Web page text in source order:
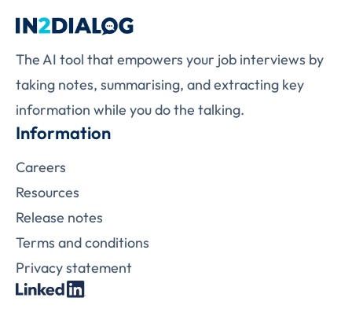
The AI tool that empowers your job interviews by
taking notes, summarising, and extracting key
information while you do the talking.
Information
Careers
Resources
Release notes
Terms and conditions
Privacy statement